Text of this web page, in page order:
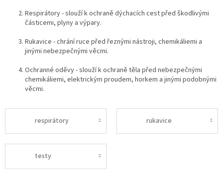
Respirátory - slouží k ochraně dýchacích cest před škodlivými
částicemi, plyny a výpary.
Rukavice - chrání ruce před řeznými nástroji, chemikáliemi a
jinými nebezpečnými věcmi.
Ochranné oděvy - slouží k ochraně těla před nebezpečnými
chemikáliemi, elektrickým proudem, horkem a jinými podobnými
věcmi.
respirátory rukavice
testy